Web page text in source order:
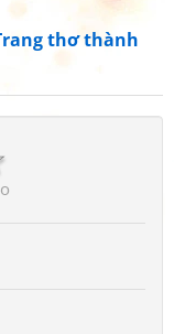
thơ thành